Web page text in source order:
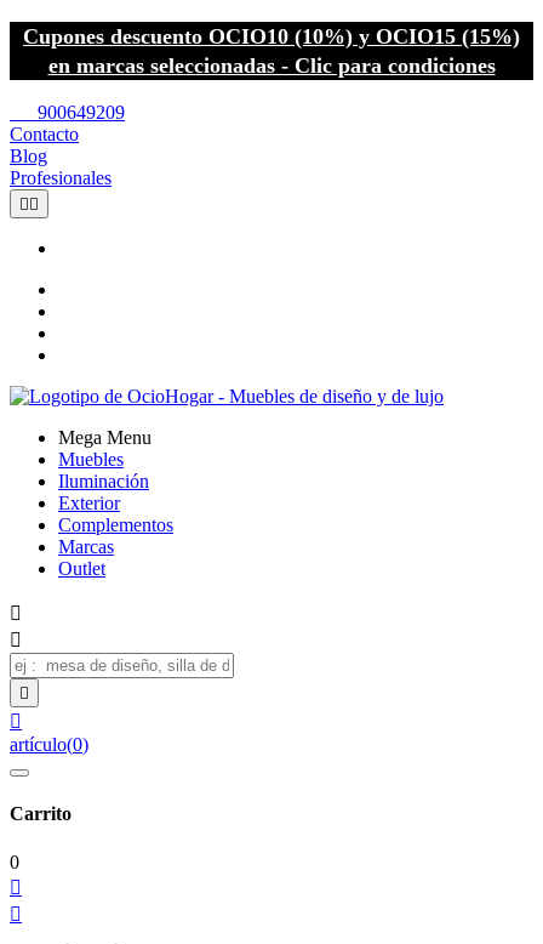
Cupones descuento OCIO10 (10%) y OCIO15 (15%)
en marcas seleccionadas - Clic para condiciones
900649209
Contacto
Blog
Profesionales
 
Mega Menu
Muebles
Iluminación
Exterior
Complementos
Marcas
Outlet




artículo(0)
Carrito
0

